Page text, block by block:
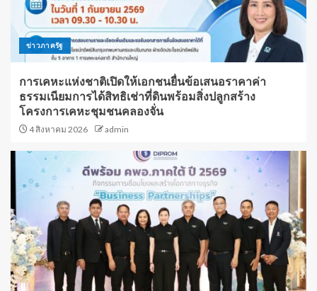
ข่าวภาครัฐ
การเคหะแห่งชาติเปิดให้เอกชนยื่นข้อเสนอราคาค่า
ธรรมเนียมการได้สิทธิเช่าที่ดินพร้อมสิ่งปลูกสร้าง
โครงการเคหะชุมชนคลองจั่น
4 สิงหาคม 2026 admin